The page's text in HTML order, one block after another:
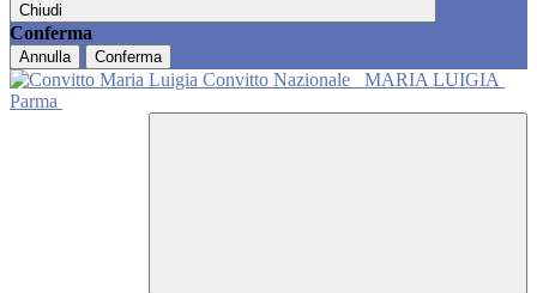
Chiudi
Conferma
Annulla Conferma
Convitto Nazionale
MARIA LUIGIA
Parma